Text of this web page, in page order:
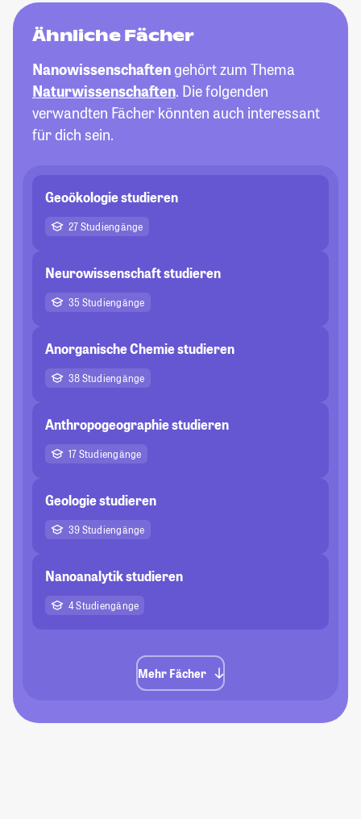
Ähnliche Fächer
Nanowissenschaftengehört zum Thema
Naturwissenschaften. Die folgenden
verwandten Fächer könnten auch interessant
für dich sein.
Geoökologie studieren
27 Studiengänge
Neurowissenschaft studieren
35 Studiengänge
Anorganische Chemie studieren
38 Studiengänge
Anthropogeographie studieren
17 Studiengänge
Geologie studieren
39 Studiengänge
Nanoanalytik studieren
4 Studiengänge
Mehr Fächer